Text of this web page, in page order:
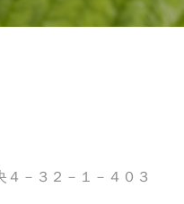
－３２－１－４０３